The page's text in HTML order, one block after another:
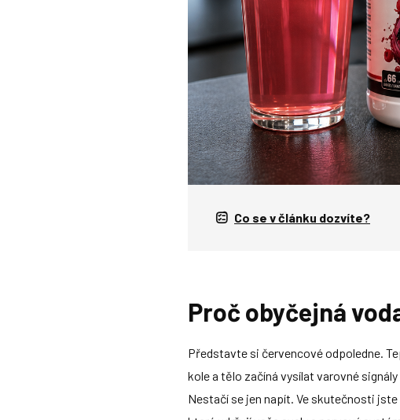
Co se v článku dozvíte?
Proč obyčejná
Představte si červencové odpoledne.
kole a tělo začíná vysílat varovné
Nestačí se jen napít. Ve skutečnosti